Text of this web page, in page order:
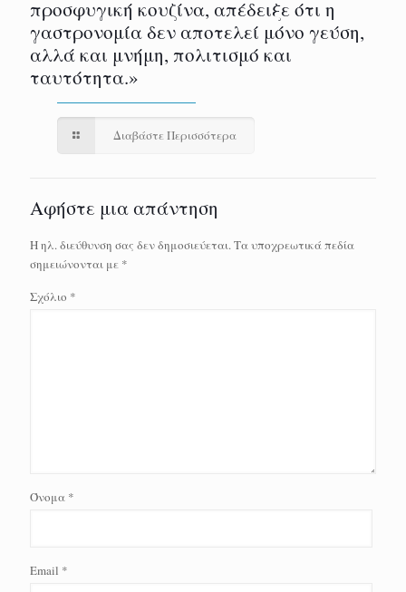
προσφυγική κουζίνα, απέδειξε ότι η
γαστρονομία δεν αποτελεί μόνο γεύση,
αλλά και μνήμη, πολιτισμό και
ταυτότητα.»
Διαβάστε Περισσότερα
Αφήστε μια απάντηση
Η ηλ. διεύθυνση σας δεν δημοσιεύεται.Τα υποχρεωτικά πεδία
σημειώνονται με *
Σχόλιο *
Όνομα *
Email *